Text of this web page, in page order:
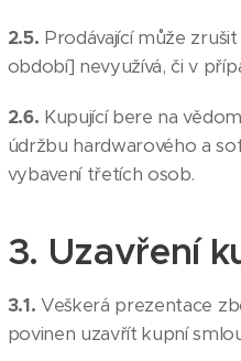
2.5. Prodávající může
období] nevyužívá, či v
2.6. Kupující bere na
údržbu hardwarového a
vybavení třetích osob.
3. Uzavření
3.1. Veškerá prezentace
povinen uzavřít kupní